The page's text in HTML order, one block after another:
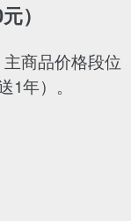
）
商品价格段位
年）。